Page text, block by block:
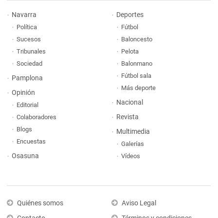
Navarra
Política
Sucesos
Tribunales
Sociedad
Pamplona
Opinión
Editorial
Colaboradores
Blogs
Encuestas
Osasuna
Deportes
Fútbol
Baloncesto
Pelota
Balonmano
Fútbol sala
Más deporte
Nacional
Revista
Multimedia
Galerías
Vídeos
Quiénes somos
Aviso Legal